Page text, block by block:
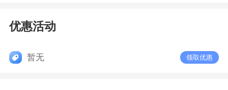
优惠活动
暂无 领取优惠